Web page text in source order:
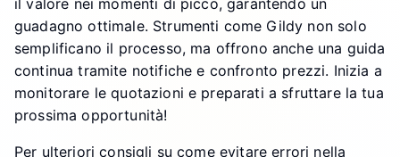
il valore nei momenti di picco, garantendo un
guadagno ottimale. Strumenti come Gildy non solo
semplificano il processo, ma offrono anche una guida
continua tramite notifiche e confronto prezzi. Inizia a
monitorare le quotazioni e preparati a sfruttare la tua
prossima opportunità!
Per ulteriori consigli su come evitare errori nella